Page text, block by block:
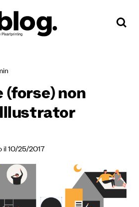
(forse) non
il 10/25/2017